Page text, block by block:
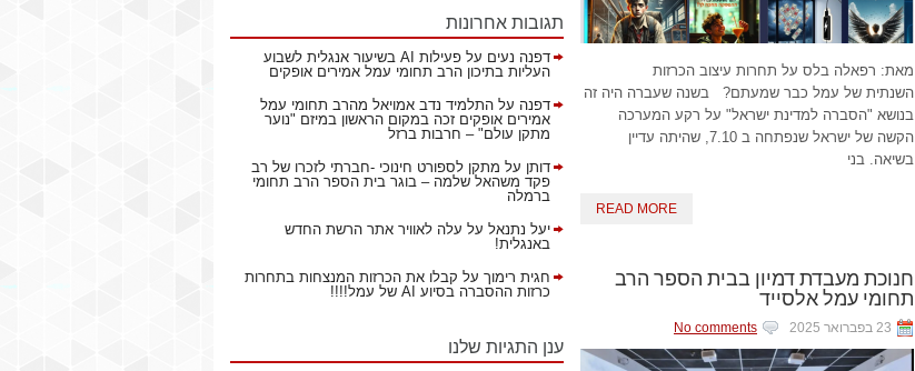
מאת: רפאלה בלס על תחרות עיצוב הכרזות
השנתית של עמל כבר שמעתם? בשנה שעברה היה זה
בנושא "הסברה למדינת ישראל" על רקע המערכה
הקשה של ישראל שנפתחה ב 7.10, שהיתה עדיין
בשיאה. בני
READ MORE
חנוכת מעבדת דמיון בבית הספר הרב
תחומי עמל אלסייד
23 בפברואר 2025 No comments
תגובות אחרונות
דפנה נעים על
פעילות AI בשיעור אנגלית לשבוע
העליות בתיכון הרב תחומי עמל אמירים אופקים
דפנה על התלמיד נדב אמויאל מהרב תחומי עמל
אמירים אופקים זכה במקום הראשון במיזם "נוער
מתקן עולם" – חרבות ברזל
דותן על מתקן לספורט חינוכי -חברתי לזכרו של רב
פקד משהאל שלמה – בוגר בית הספר הרב תחומי
ברמלה
יעל נתנאל על עלה לאוויר אתר הרשת החדש
באנגלית!
חגית רימוך על קבלו את הכרזות המנצחות בתחרות
כרזות ההסברה בסיוע AI של עמל!!!!
ענן התגיות שלנו